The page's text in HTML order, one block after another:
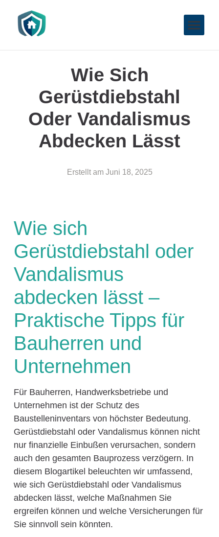
Wie Sich
Gerüstdiebstahl
Oder Vandalismus
Abdecken Lässt
Erstellt am Juni 18, 2025
Wie sich
Gerüstdiebstahl oder
Vandalismus
abdecken lässt –
Praktische Tipps für
Bauherren und
Unternehmen
Für Bauherren, Handwerksbetriebe und
Unternehmen ist der Schutz des
Baustelleninventars von höchster Bedeutung.
Gerüstdiebstahl oder Vandalismus können nicht
nur finanzielle Einbußen verursachen, sondern
auch den gesamten Bauprozess verzögern. In
diesem Blogartikel beleuchten wir umfassend,
wie sich Gerüstdiebstahl oder Vandalismus
abdecken lässt, welche Maßnahmen Sie
ergreifen können und welche Versicherungen für
Sie sinnvoll sein könnten.